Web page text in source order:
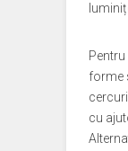
forme
cu